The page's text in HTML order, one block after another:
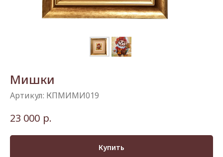
Мишки
Артикул: КПМИМИ019
23 000 р.
Купить